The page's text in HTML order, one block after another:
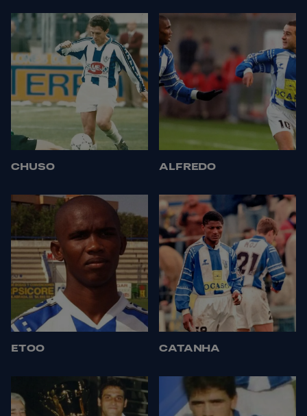
CHUSO ALFREDO
ETOO CATANHA